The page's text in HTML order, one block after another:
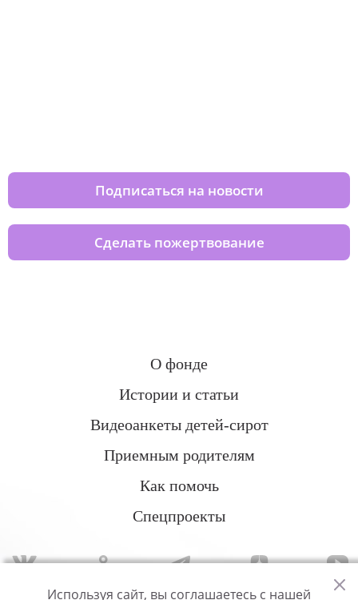
Подписаться на новости
Сделать пожертвование
О фонде
Истории и статьи
Видеоанкеты детей-сирот
Приемным родителям
Как помочь
Спецпроекты
Используя сайт, вы соглашаетесь с нашей